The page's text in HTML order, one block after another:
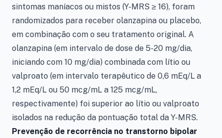
sintomas maníacos ou mistos (Y-MRS ≥ 16), foram
randomizados para receber olanzapina ou placebo,
em combinação com o seu tratamento original. A
olanzapina (em intervalo de dose de 5-20 mg/dia,
iniciando com 10 mg/dia) combinada com lítio ou
valproato (em intervalo terapêutico de 0,6 mEq/L a
1,2 mEq/L ou 50 mcg/mL a 125 mcg/mL,
respectivamente) foi superior ao lítio ou valproato
isolados na redução da pontuação total da Y-MRS.
Prevenção de recorrência no transtorno bipolar